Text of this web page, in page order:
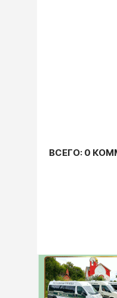
ВСЕГО: 0